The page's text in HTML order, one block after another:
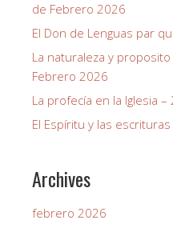
de Febrero 2026
El Don de Lenguas par
La naturaleza y
Febrero 2026
La profecía en la Iglesia
El Espíritu y las
Archives
febrero 2026